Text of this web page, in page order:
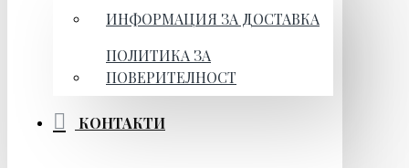
ИНФОРМАЦИЯ ЗА ДОСТАВКА
ПОЛИТИКА ЗА
ПОВЕРИТЕЛНОСТ
КОНТАКТИ